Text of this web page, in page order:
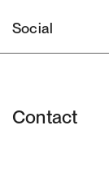
Social
Contact